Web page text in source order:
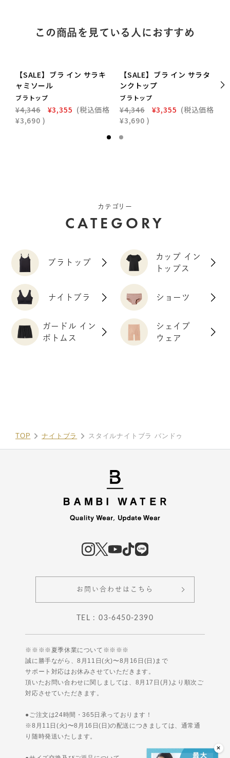
この商品を見ている人におすすめ
【SALE】ブラ イン サラキ
ャミソール
ブラトップ
¥4,346 ¥3,355 (税込価格
¥3,690 )
【SALE】ブラ イン サラタ
ンクトップ
ブラトップ
¥4,346 ¥3,355 (税込価格
¥3,690 )
カテゴリー
CATEGORY
ブラトップ
カップ イン
トップス
ナイトブラ ショーツ
ガードル イン
ボトムス
シェイプ
ウェア
TOP ナイトブラ スタイルナイトブラ バンドゥ
COUPON
COUPON
お問い合わせはこちら
TEL : 03-6450-2390
※※※※夏季休業について※※※※
誠に勝手ながら、8月11日(火)〜8月16日(日)まで
サポート対応はお休みさせていただきます。
頂いたお問い合わせに関しましては、8月17日(月)より順次ご
対応させていただきます。
●ご注文は24時間・365日承っております！
※8月11日(火)〜8月16日(日)の配送につきましては、通常通
り随時発送いたします。